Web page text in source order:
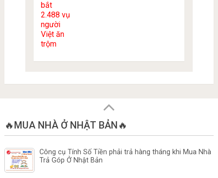
🔥MUA NHÀ Ở NHẬT BẢN🔥
Công cụ Tính Số Tiền phải trả hàng tháng khi Mua Nhà
Trả Góp Ở Nhật Bản